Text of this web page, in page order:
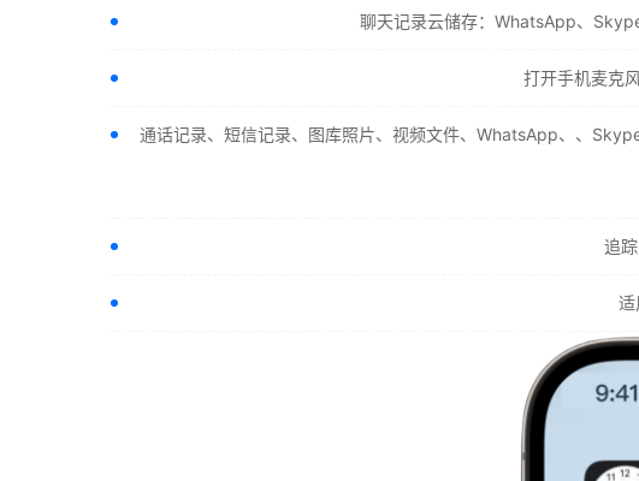
聊天记录云储存：WhatsApp、
打开手机麦克
通话记录、短信记录、图库照片、视频文件、WhatsApp、、
追
适